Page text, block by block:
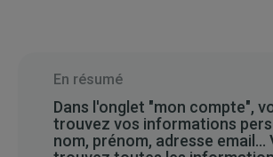
En résumé
Dans l'onglet "mon compte",
trouvez vos informations
nom, prénom, adresse email...